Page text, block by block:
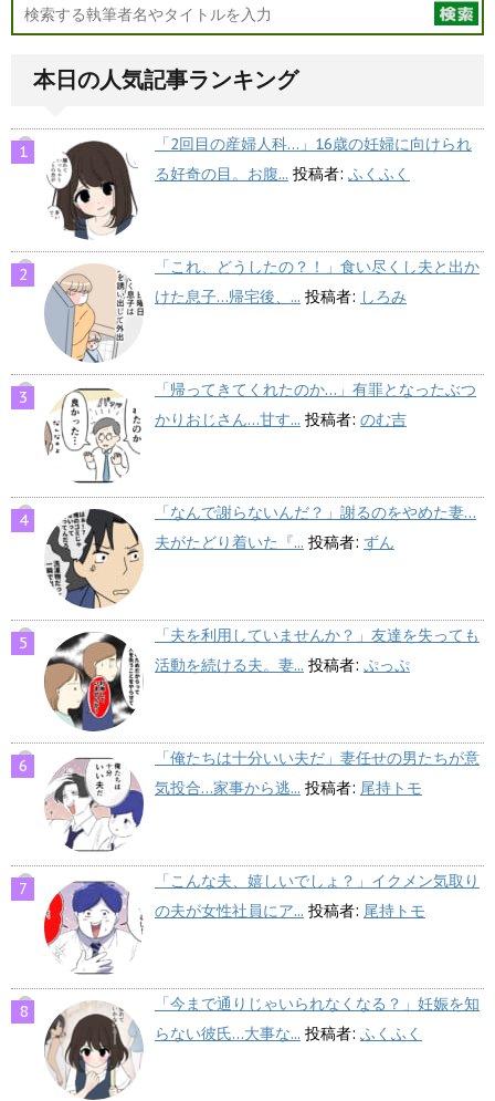
本日の人気記事ランキング
「2回目の産婦人科…」16歳の妊婦に向けられ
る好奇の目。お腹... 投稿者: ふくふく
「これ、どうしたの？！」食い尽くし夫と出か
けた息子…帰宅後、... 投稿者: しろみ
「帰ってきてくれたのか…」有罪となったぶつ
かりおじさん…甘す... 投稿者: のむ吉
「なんで謝らないんだ？」謝るのをやめた妻…
夫がたどり着いた『... 投稿者: ずん
「夫を利用していませんか？」友達を失っても
活動を続ける夫。妻... 投稿者: ぷっぷ
「俺たちは十分いい夫だ」妻任せの男たちが意
気投合…家事から逃... 投稿者: 尾持トモ
「こんな夫、嬉しいでしょ？」イクメン気取り
の夫が女性社員にア... 投稿者: 尾持トモ
「今まで通りじゃいられなくなる？」妊娠を知
らない彼氏…大事な... 投稿者: ふくふく